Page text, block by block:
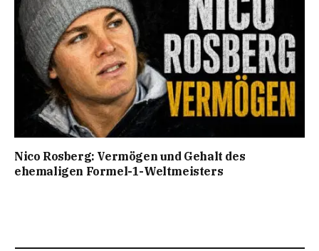
Nico Rosberg: Vermögen und Gehalt des
ehemaligen Formel-1-Weltmeisters